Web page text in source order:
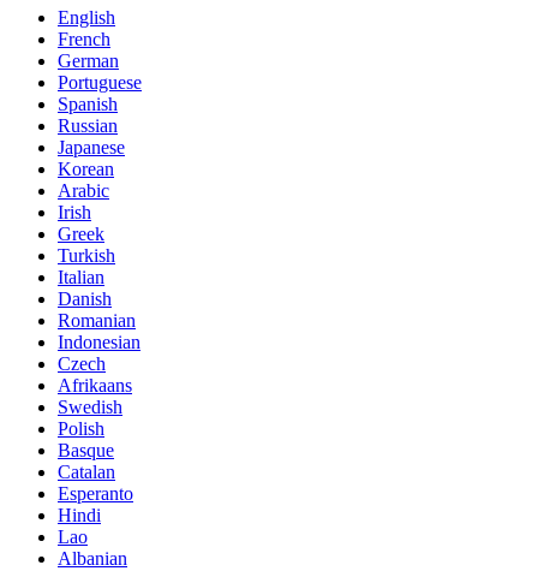
English
French
German
Portuguese
Spanish
Russian
Japanese
Korean
Arabic
Irish
Greek
Turkish
Italian
Danish
Romanian
Indonesian
Czech
Afrikaans
Swedish
Polish
Basque
Catalan
Esperanto
Hindi
Lao
Albanian